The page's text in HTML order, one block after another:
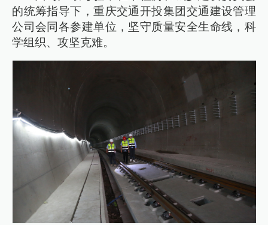
的统筹指导下，重庆交通开投集团交通建设管理
公司会同各参建单位，坚守质量安全生命线，科
学组织、攻坚克难。